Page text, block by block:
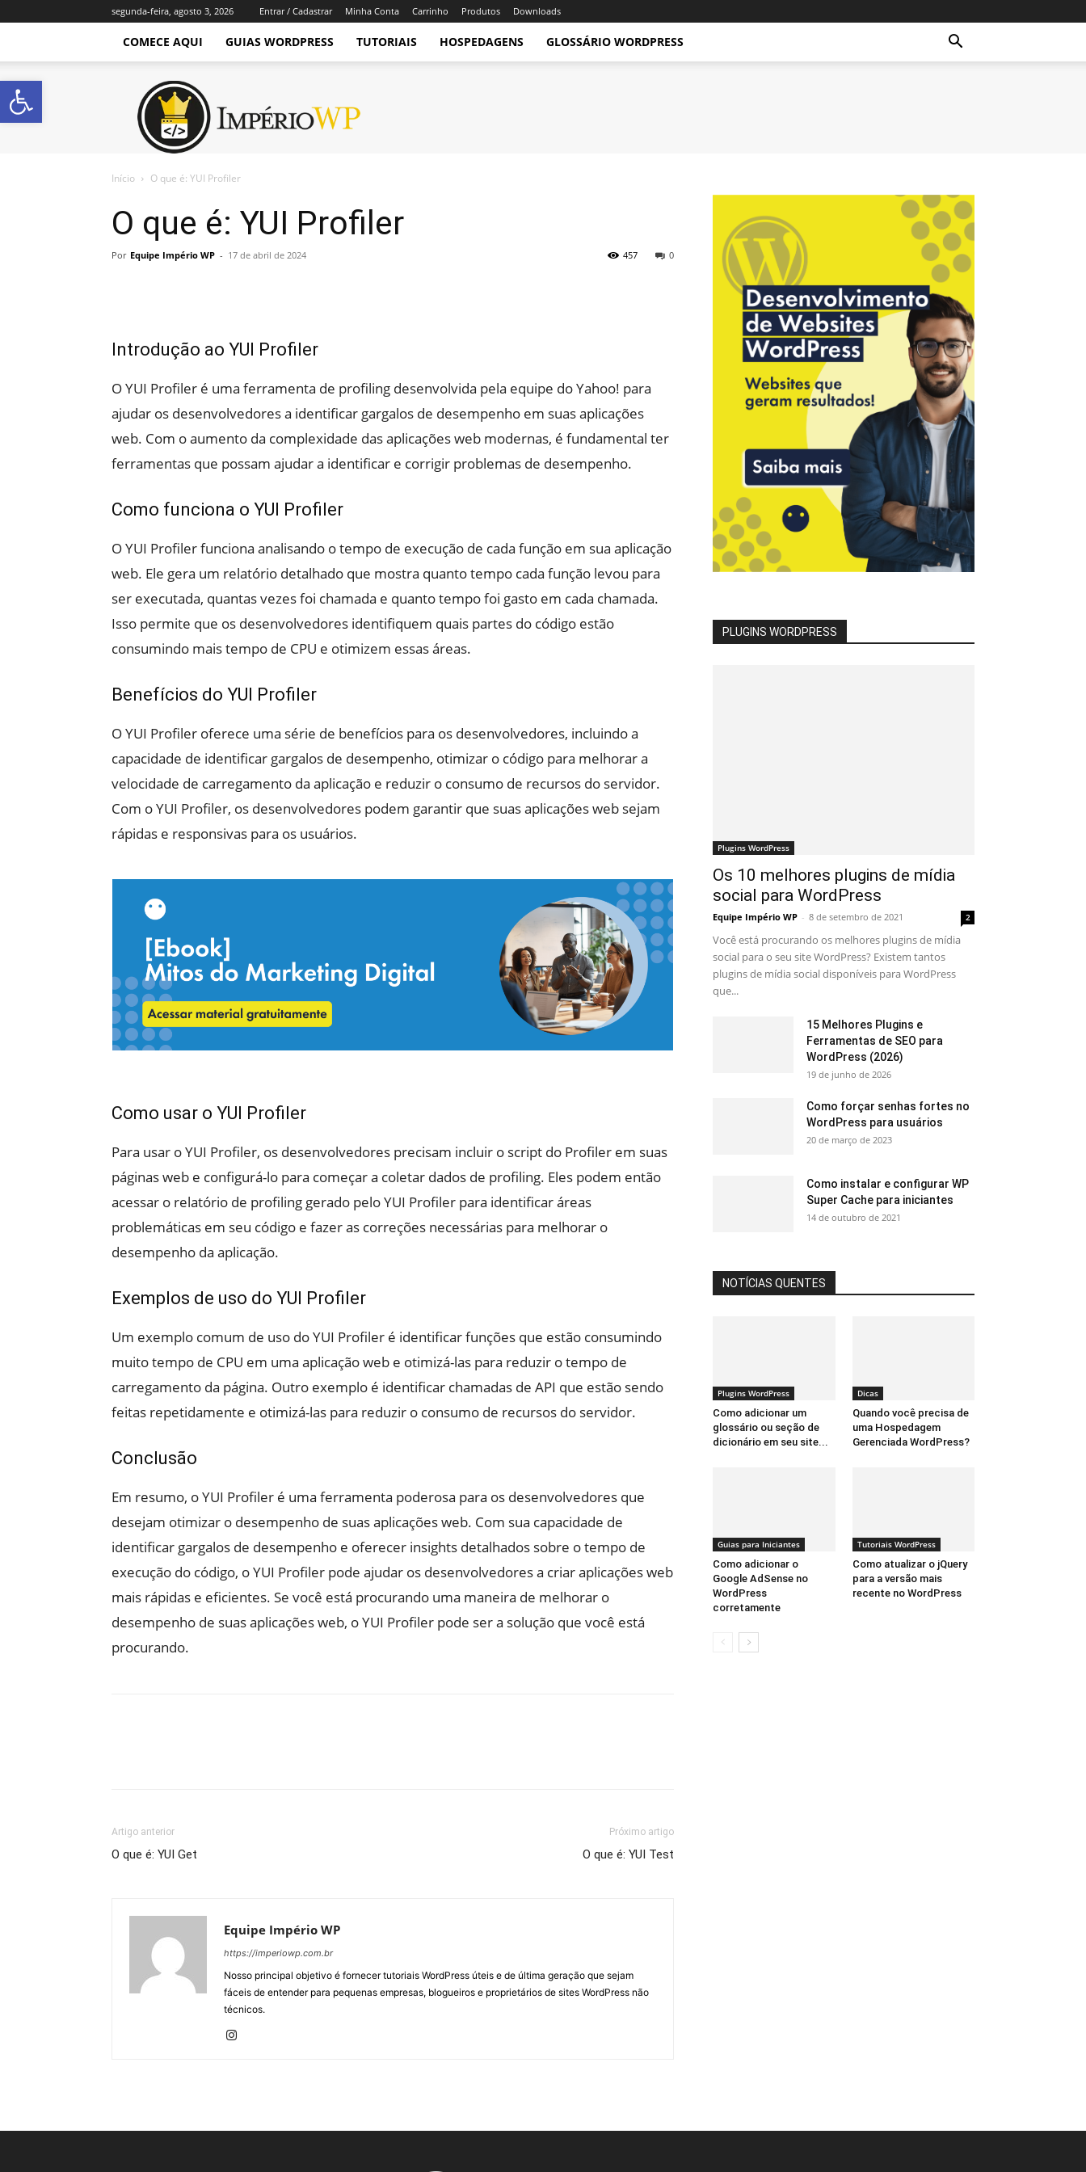
segunda-feira, agosto 3, 2026 Entrar / Cadastrar Minha Conta Carrinho Produtos Downloads
COMECE AQUI GUIAS WORDPRESS TUTORIAIS HOSPEDAGENS GLOSSÁRIO WORDPRESS
Império
WordPress
Início O que é: YUI Profiler
O que é: YUI Profiler
Por Equipe Império WP - 17 de abril de 2024 0
457
Introdução ao YUI Profiler
O YUI Profiler é uma ferramenta de profiling desenvolvida pela equipe do Yahoo! para
ajudar os desenvolvedores a identificar gargalos de desempenho em suas aplicações
web. Com o aumento da complexidade das aplicações web modernas, é fundamental ter
ferramentas que possam ajudar a identificar e corrigir problemas de desempenho.
Como funciona o YUI Profiler
O YUI Profiler funciona analisando o tempo de execução de cada função em sua aplicação
web. Ele gera um relatório detalhado que mostra quanto tempo cada função levou para
ser executada, quantas vezes foi chamada e quanto tempo foi gasto em cada chamada.
Isso permite que os desenvolvedores identifiquem quais partes do código estão
consumindo mais tempo de CPU e otimizem essas áreas.
Benefícios do YUI Profiler
O YUI Profiler oferece uma série de benefícios para os desenvolvedores, incluindo a
capacidade de identificar gargalos de desempenho, otimizar o código para melhorar a
velocidade de carregamento da aplicação e reduzir o consumo de recursos do servidor.
Com o YUI Profiler, os desenvolvedores podem garantir que suas aplicações web sejam
rápidas e responsivas para os usuários.
Como usar o YUI Profiler
Para usar o YUI Profiler, os desenvolvedores precisam incluir o script do Profiler em suas
páginas web e configurá-lo para começar a coletar dados de profiling. Eles podem então
acessar o relatório de profiling gerado pelo YUI Profiler para identificar áreas
problemáticas em seu código e fazer as correções necessárias para melhorar o
desempenho da aplicação.
Exemplos de uso do YUI Profiler
Um exemplo comum de uso do YUI Profiler é identificar funções que estão consumindo
muito tempo de CPU em uma aplicação web e otimizá-las para reduzir o tempo de
carregamento da página. Outro exemplo é identificar chamadas de API que estão sendo
feitas repetidamente e otimizá-las para reduzir o consumo de recursos do servidor.
Conclusão
Em resumo, o YUI Profiler é uma ferramenta poderosa para os desenvolvedores que
desejam otimizar o desempenho de suas aplicações web. Com sua capacidade de
identificar gargalos de desempenho e oferecer insights detalhados sobre o tempo de
execução do código, o YUI Profiler pode ajudar os desenvolvedores a criar aplicações web
mais rápidas e eficientes. Se você está procurando uma maneira de melhorar o
desempenho de suas aplicações web, o YUI Profiler pode ser a solução que você está
procurando.
Artigo anterior
O que é: YUI Get
Próximo artigo
O que é: YUI Test
Equipe Império WP
https://imperiowp.com.br
Nosso principal objetivo é fornecer tutoriais WordPress úteis e de última geração que sejam
fáceis de entender para pequenas empresas, blogueiros e proprietários de sites WordPress não
técnicos.
PLUGINS WORDPRESS
Plugins WordPress
Os 10 melhores plugins de mídia
social para WordPress
Equipe Império WP - 8 de setembro de 2021 2
Você está procurando os melhores plugins de mídia
social para o seu site WordPress? Existem tantos
plugins de mídia social disponíveis para WordPress
que...
15 Melhores Plugins e
Ferramentas de SEO para
WordPress (2026)
19 de junho de 2026
Como forçar senhas fortes no
WordPress para usuários
20 de março de 2023
Como instalar e configurar WP
Super Cache para iniciantes
14 de outubro de 2021
NOTÍCIAS QUENTES
Plugins WordPress
Como adicionar um
glossário ou seção de
dicionário em seu site...
Dicas
Quando você precisa de
uma Hospedagem
Gerenciada WordPress?
Guias para Iniciantes
Como adicionar o
Google AdSense no
WordPress
corretamente
Tutoriais WordPress
Como atualizar o jQuery
para a versão mais
recente no WordPress
Abrir a barra de ferramentas